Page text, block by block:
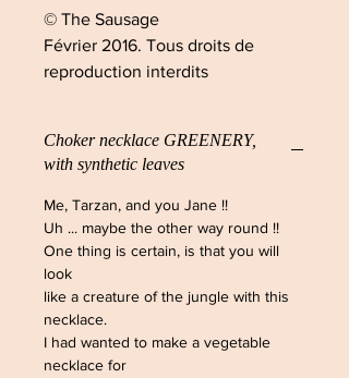
© The Sausage
Février 2016. Tous droits de
reproduction interdits
Choker necklace GREENERY,
with synthetic leaves
Me, Tarzan, and you Jane !!
Uh ... maybe the other way round !!
One thing is certain, is that you will
look
like a creature of the jungle with this
necklace.
I had wanted to make a vegetable
necklace for